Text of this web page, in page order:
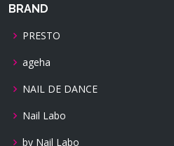
BRAND
PRESTO
ageha
NAIL DE DANCE
Nail Labo
by Nail Labo